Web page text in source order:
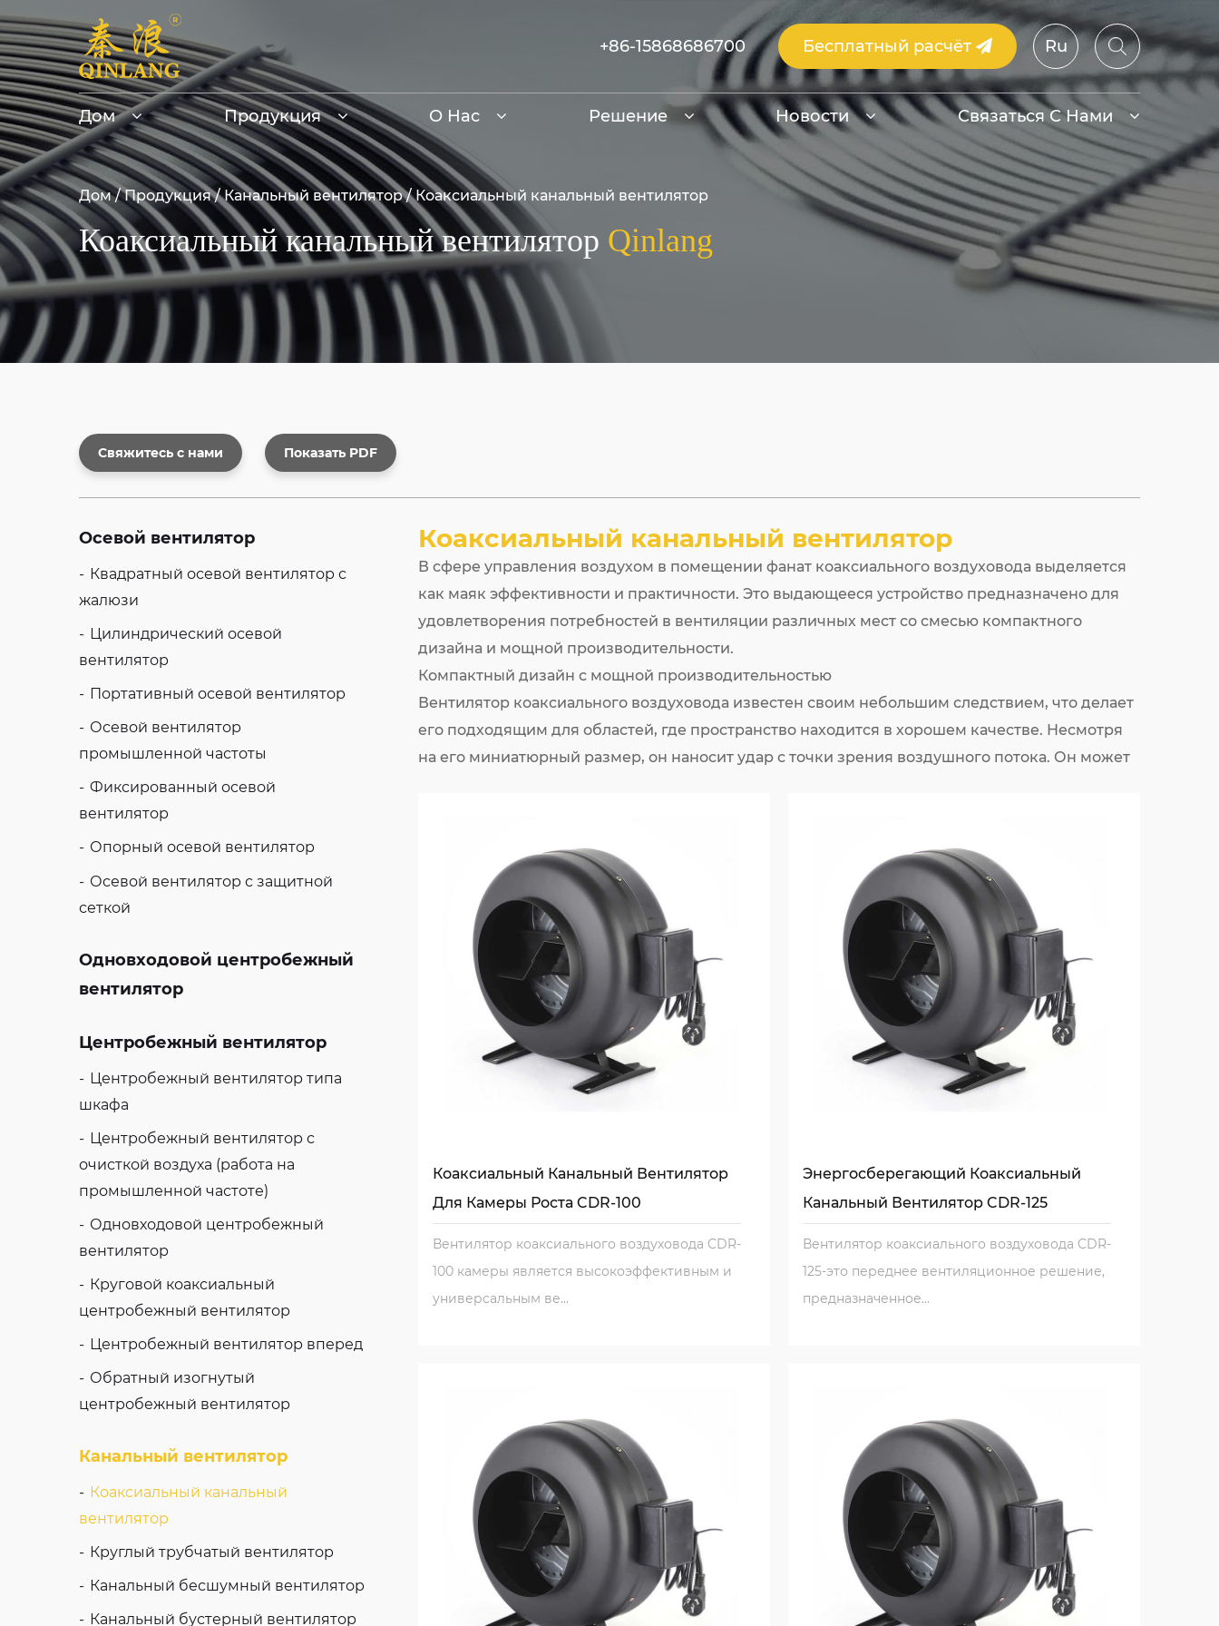
+86-15868686700 Бесплатный расчёт Ru
Дом Продукция О Нас Решение Новости Связаться С Нами
Дом/Продукция/Канальный вентилятор/Коаксиальный канальный вентилятор
Коаксиальный канальный вентилятор Qinlang
Свяжитесь с нами Показать PDF
Осевой вентилятор
Квадратный осевой вентилятор с
жалюзи
Цилиндрический осевой
вентилятор
Портативный осевой вентилятор
Осевой вентилятор
промышленной частоты
Фиксированный осевой
вентилятор
Опорный осевой вентилятор
Осевой вентилятор с защитной
сеткой
Одновходовой центробежный
вентилятор
Центробежный вентилятор
Центробежный вентилятор типа
шкафа
Центробежный вентилятор с
очисткой воздуха (работа на
промышленной частоте)
Одновходовой центробежный
вентилятор
Круговой коаксиальный
центробежный вентилятор
Центробежный вентилятор вперед
Обратный изогнутый
центробежный вентилятор
Канальный вентилятор
Коаксиальный канальный
вентилятор
Круглый трубчатый вентилятор
Канальный бесшумный вентилятор
Канальный бустерный вентилятор
Коаксиальный канальный вентилятор
В сфере управления воздухом в помещении фанат коаксиального воздуховода выделяется
как маяк эффективности и практичности. Это выдающееся устройство предназначено для
удовлетворения потребностей в вентиляции различных мест со смесью компактного
дизайна и мощной производительности.
Компактный дизайн с мощной производительностью
Вентилятор коаксиального воздуховода известен своим небольшим следствием, что делает
его подходящим для областей, где пространство находится в хорошем качестве. Несмотря
на его миниатюрный размер, он наносит удар с точки зрения воздушного потока. Он может
Эффективность и экономия энергии
Одним из ключевых преимуществ вентилятора коаксиального воздуховода является его
высокая эффективность. Он спроектирован для преобразования значительной части
электрической энергии, которую она потребляет в механическую энергию, что приводит к
мощному потоку воздуха. Эта эффективность приводит к экономии энергии с течением
времени, снижая общие эксплуатационные расходы для пользователя. Дизайн вентилятора
также гарантирует, что он поддерживает постоянный уровень производительности на
протяжении всей своей работы, обеспечивая надежную вентиляцию без какого -либо
падения в эффективности.
вентилятора. Он построен с использованием высококачественных материалов, которые
устойчивы к коррозии и износу. Это гарантирует, что вентилятор может противостоять
испытанию времени и продолжать эффективно работать даже в сложных условиях.
Вентилятор предназначен для обработки чистого воздуха и не предназначен для передачи
газов с вязкостью или коррозионными свойствами. Строго запрещено использовать
вентилятор коаксиального воздуховода для транспортировки абразивных порошков, золы
эстетически приятное. Его дизайн гладкий и современный, что позволяет ему плавно
смешаться с любому интерьеру. Внешний вид фаната является профессиональным и
привлекательным, что делает его подходящим выбором для широкого спектра настройки.
Установка вентилятора коаксиального воздуховода является простым процессом. Он
предназначен для того, чтобы быть легко подготовленным и комиссией, экономя время и
усилия для установщика. Вентилятор может быть легко интегрирован в существующие
системы вентиляции или установлен в качестве автономного блока, в зависимости от
Коаксиальный Канальный Вентилятор
Для Камеры Роста CDR-100
Вентилятор коаксиального воздуховода CDR-
100 камеры является высокоэффективным и
универсальным ве...
Энергосберегающий Коаксиальный
Канальный Вентилятор CDR-125
Вентилятор коаксиального воздуховода CDR-
125-это переднее вентиляционное решение,
предназначенное...